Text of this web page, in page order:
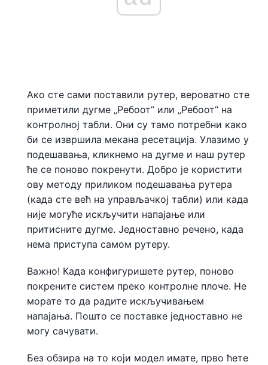
Ако сте сами поставили рутер, вероватно сте
приметили дугме „Ребоот“ или „Ребоот“ на
контролној табли. Они су тамо потребни како
би се извршила мекана ресетација. Улазимо у
подешавања, кликнемо на дугме и наш рутер
ће се поново покренути. Добро је користити
ову методу приликом подешавања рутера
(када сте већ на управљачкој табли) или када
није могуће искључити напајање или
притисните дугме. Једноставно речено, када
нема приступа самом рутеру.
Важно! Када конфигуришете рутер, поново
покрените систем преко контролне плоче. Не
морате то да радите искључивањем
напајања. Пошто се поставке једноставно не
могу сачувати.
Без обзира на то који модел имате, прво ћете